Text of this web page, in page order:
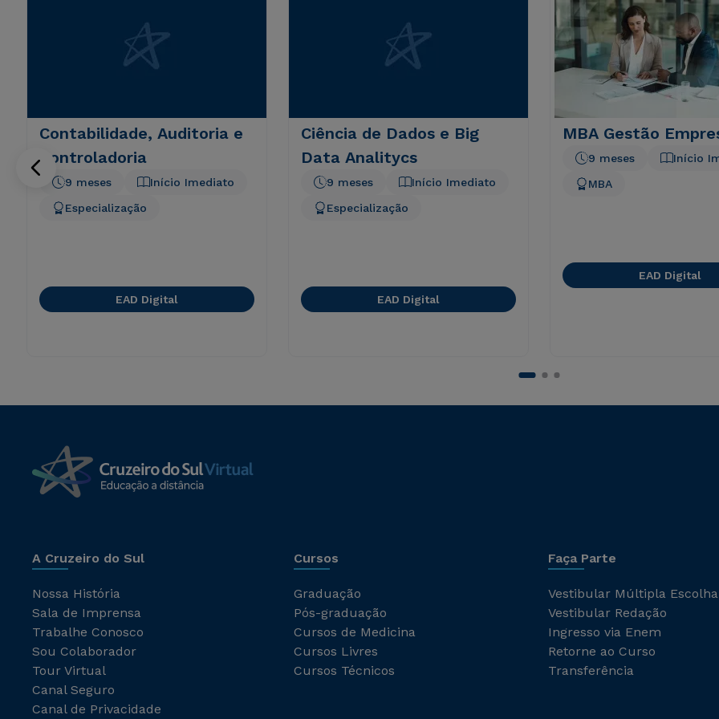
Contabilidade, Auditoria e
Controladoria
Início Imediato
9 meses
Especialização
EAD Digital
Ciência de Dados e Big
Data Analitycs
Início Imediato
9 meses
Especialização
EAD Digital
MBA Gestão
Início
9 meses
MBA
EAD Digital
A Cruzeiro do Sul
Nossa História
Sala de Imprensa
Trabalhe Conosco
Sou Colaborador
Tour Virtual
Canal Seguro
Canal de Privacidade
Cursos
Graduação
Pós-graduação
Cursos de Medicina
Cursos Livres
Cursos Técnicos
Faça Parte
Vestibular Múltipla Escolha
Vestibular Redação
Ingresso via Enem
Retorne ao Curso
Transferência